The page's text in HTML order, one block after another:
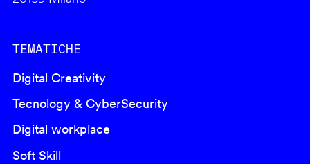
TEMATICHE
Digital Creativity
Tecnology & CyberSecurity
Digital workplace
Soft Skill